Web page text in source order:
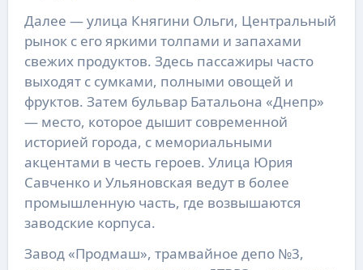
Далее — улица Княгини Ольги, Центральный
рынок с его яркими толпами и запахами
свежих продуктов. Здесь пассажиры часто
выходят с сумками, полными овощей и
фруктов. Затем бульвар Батальона «Днепр»
— место, которое дышит современной
историей города, с мемориальными
акцентами в честь героев. Улица Юрия
Савченко и Ульяновская ведут в более
промышленную часть, где возвышаются
заводские корпуса.
Завод «Продмаш», трамвайное депо №3,